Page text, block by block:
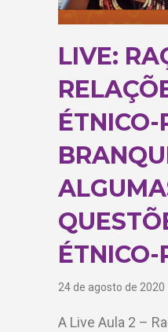
LIVE:
ÉTNICO-
ÉTNICO-
24 de agosto de 2020
A Live Aula 2 –